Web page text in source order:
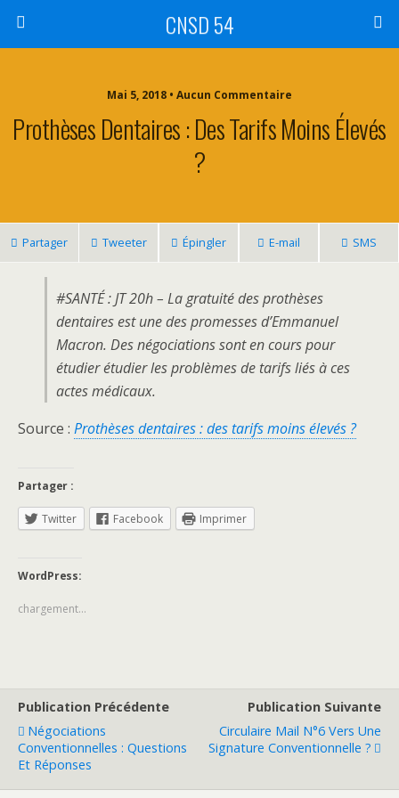
CNSD 54
Mai 5, 2018 • Aucun Commentaire
Prothèses Dentaires : Des Tarifs Moins Élevés
?
Partager Tweeter Épingler E-mail SMS
#SANTÉ : JT 20h – La gratuité des prothèses
dentaires est une des promesses d’Emmanuel
Macron. Des négociations sont en cours pour
étudier étudier les problèmes de tarifs liés à ces
actes médicaux.
Source : Prothèses dentaires : des tarifs moins élevés ?
Partager :
Twitter Facebook Imprimer
WordPress:
chargement…
Publication Précédente
Négociations
Conventionnelles : Questions
Et Réponses
Publication Suivante
Circulaire Mail N°6 Vers Une
Signature Conventionnelle ?